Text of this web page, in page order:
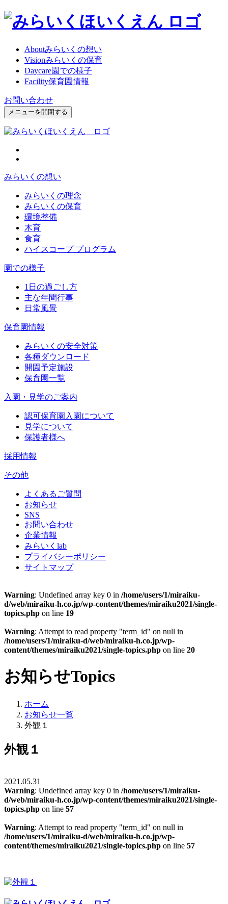
Aboutみらいくの想い
Visionみらいくの保育
Daycare園での様子
Facility保育園情報
お問い合わせ
メニューを開閉する
みらいくの想い
みらいくの理念
みらいくの保育
環境整備
木育
食育
ハイスコープ プログラム
園での様子
1日の過ごし方
主な年間行事
日常風景
保育園情報
みらいくの安全対策
各種ダウンロード
開園予定施設
保育園一覧
入園・見学のご案内
認可保育園入園について
見学について
保護者様へ
採用情報
その他
よくあるご質問
お知らせ
SNS
お問い合わせ
企業情報
みらいくlab
プライバシーポリシー
サイトマップ
Warning: Undefined array key 0 in /home/users/1/miraiku-
d/web/miraiku-h.co.jp/wp-content/themes/miraiku2021/single-
topics.php on line 19
Warning: Attempt to read property "term_id" on null in
/home/users/1/miraiku-d/web/miraiku-h.co.jp/wp-
content/themes/miraiku2021/single-topics.php on line 20
お知らせTopics
ホーム
お知らせ一覧
外観１
外観１
2021.05.31
Warning: Undefined array key 0 in /home/users/1/miraiku-
d/web/miraiku-h.co.jp/wp-content/themes/miraiku2021/single-
topics.php on line 57
Warning: Attempt to read property "term_id" on null in
/home/users/1/miraiku-d/web/miraiku-h.co.jp/wp-
content/themes/miraiku2021/single-topics.php on line 57